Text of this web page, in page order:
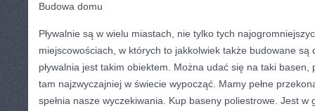
Budowa domu
Pływalnie są w wielu miastach, nie tylko tych
miejscowościach, w których to jakkolwiek także budowane są
pływalnia jest takim obiektem. Można udać się na taki basen,
tam najzwyczajniej w świecie wypocząć. Mamy pełne
spełnia nasze wyczekiwania. Kup baseny poliestrowe. Jest w